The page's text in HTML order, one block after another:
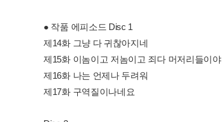
● 작품 에피소드 Disc 1
제14화 그냥 다 귀찮아지네
제15화 이놈이고 저놈이고 죄다 머저리들이야
제16화 나는 언제나 두려워
제17화 구역질이나네요